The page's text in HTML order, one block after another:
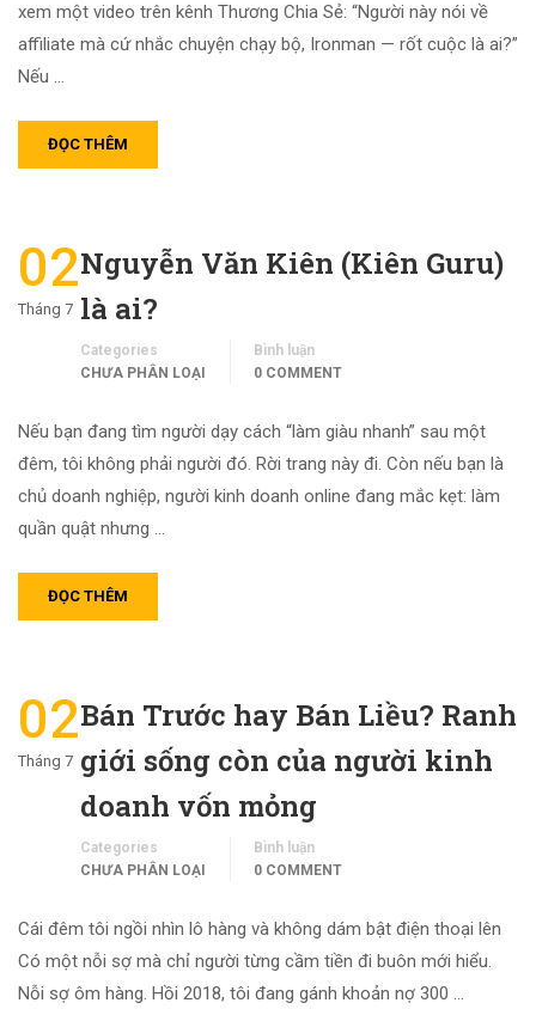
xem một video trên kênh Thương Chia Sẻ: “Người này nói về
affiliate mà cứ nhắc chuyện chạy bộ, Ironman — rốt cuộc là ai?”
Nếu …
ĐỌC THÊM
02
Tháng 7
Nguyễn Văn Kiên (Kiên Guru)
là ai?
Categories
CHƯA PHÂN LOẠI
Bình luận
0 COMMENT
Nếu bạn đang tìm người dạy cách “làm giàu nhanh” sau một
đêm, tôi không phải người đó. Rời trang này đi. Còn nếu bạn là
chủ doanh nghiệp, người kinh doanh online đang mắc kẹt: làm
quần quật nhưng …
ĐỌC THÊM
02
Tháng 7
Bán Trước hay Bán Liều? Ranh
giới sống còn của người kinh
doanh vốn mỏng
Categories
CHƯA PHÂN LOẠI
Bình luận
0 COMMENT
Cái đêm tôi ngồi nhìn lô hàng và không dám bật điện thoại lên
Có một nỗi sợ mà chỉ người từng cầm tiền đi buôn mới hiểu.
Nỗi sợ ôm hàng. Hồi 2018, tôi đang gánh khoản nợ 300 …